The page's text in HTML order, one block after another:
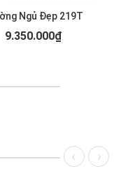
Ngủ Đẹp 219T
9.350.000₫